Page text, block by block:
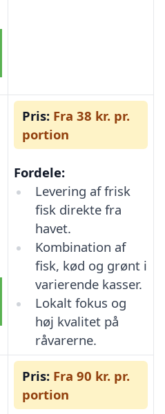
Pris: Fra 38 kr. pr.
portion
Fordele:
Levering af frisk
fisk direkte fra
havet.
Kombination af
fisk, kød og grønt i
varierende kasser.
Lokalt fokus og
høj kvalitet på
råvarerne.
Pris: Fra 90 kr. pr.
portion